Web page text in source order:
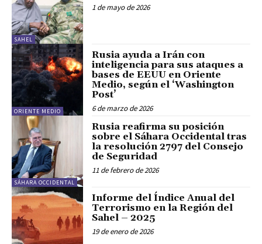
SAHEL
1 de mayo de 2026
ORIENTE MEDIO
Rusia ayuda a Irán con
inteligencia para sus ataques a
bases de EEUU en Oriente
Medio, según el ‘Washington
Post’
6 de marzo de 2026
SÁHARA OCCIDENTAL
Rusia reafirma su posición
sobre el Sáhara Occidental tras
la resolución 2797 del Consejo
de Seguridad
11 de febrero de 2026
Informe del Índice Anual del
Terrorismo en la Región del
Sahel – 2025
19 de enero de 2026